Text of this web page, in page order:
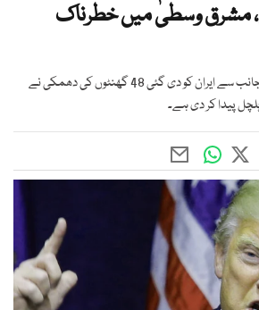
مشرق وسطیٰ میں خطرناک
امریکی صدر ڈونلڈ ٹرمپ کی جانب سے ایران کو دی گئی 48 گھنٹوں کی دھمکی نے
پیدا کر دی ہے۔